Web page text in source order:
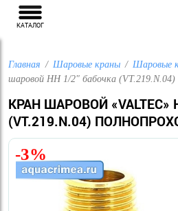
КАТАЛОГ
Главная Шаровые краны Шаровые
шаровой НН 1/2" бабочка (VT.219.N.04)
КРАН ШАРОВОЙ
(VT.219.N.04)
-3%